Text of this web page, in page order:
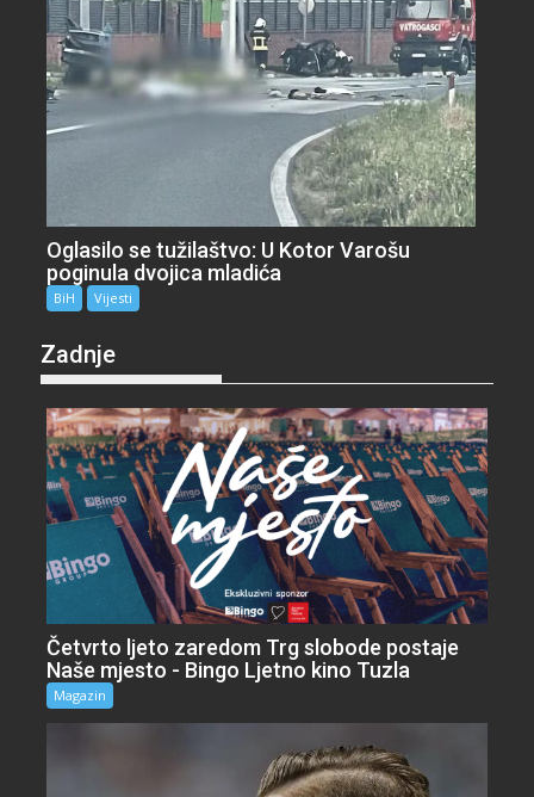
Oglasilo se tužilaštvo: U Kotor Varošu
poginula dvojica mladića
BiH Vijesti
Zadnje
Četvrto ljeto zaredom Trg slobode postaje
Naše mjesto - Bingo Ljetno kino Tuzla
Magazin